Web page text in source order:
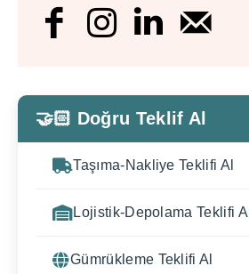
🤝🏻 Doğru Teklif Al
Taşıma-Nakliye Teklifi Al
Lojistik-Depolama Teklifi Al
Gümrükleme Teklifi Al